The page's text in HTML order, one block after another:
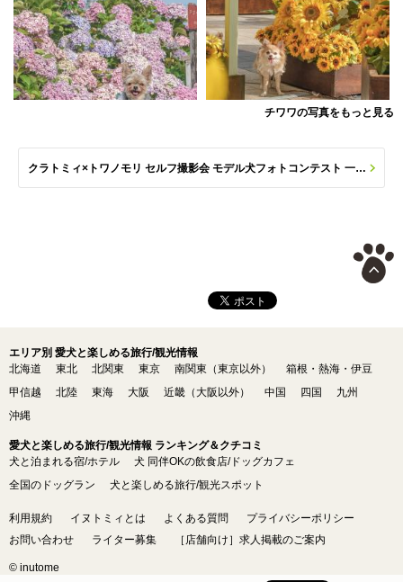
チワワの写真をもっと見る
クラトミィ×トワノモリ セルフ撮影会 モデル犬フォトコンテスト 一覧へ(応募数 84枚)
エリア別 愛犬と楽しめる旅行/観光情報
北海道
東北 北関東 東京 南関東（東京以外）
箱根・熱海・伊豆
甲信越
北陸 東海 大阪 近畿（大阪以外） 中国 四国
九州
沖縄
愛犬と楽しめる旅行/観光情報 ランキング＆クチコミ
犬と泊まれる宿/ホテル
犬 同伴OKの飲食店/ドッグカフェ
全国のドッグラン
犬と楽しめる旅行/観光スポット
利用規約 イヌトミィとは よくある質問
プライバシーポリシー
お問い合わせ
ライター募集 ［店舗向け］求人掲載のご案内
© inutome